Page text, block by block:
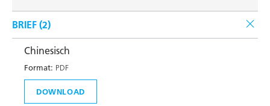
BRIEF (2)
Chinesisch
Format: PDF
DOWNLOAD